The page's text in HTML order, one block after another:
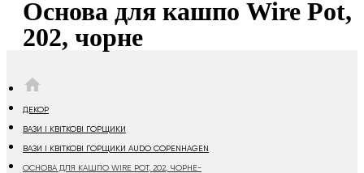
Основа для кашпо Wire Pot,
202, чорне
ДЕКОР
ВАЗИ І КВІТКОВІ ГОРЩИКИ
ВАЗИ І КВІТКОВІ ГОРЩИКИ AUDO COPENHAGEN
ОСНОВА ДЛЯ КАШПО WIRE POT, 202, ЧОРНЕ-